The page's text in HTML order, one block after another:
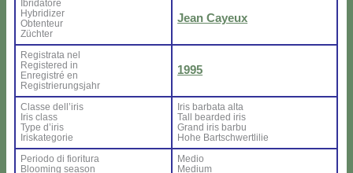
Ibri­da­to­re
Hy­bri­di­zer
Ob­ten­teur
Zü­ch­ter
Jean Cayeux
Re­gi­stra­ta nel
Re­gi­ste­red in
En­re­gi­stré en
Re­gi­strie­rung­sjahr
1995
Clas­se del­l’i­ris
Iris class
Ty­pe d’i­ris
Iri­ska­te­go­rie
Iris bar­ba­ta al­ta
Tall bear­ded iris
Grand iris bar­bu
Ho­he Bar­ts­ch­wer­tli­lie
Pe­rio­do di fio­ri­tu­ra
Bloo­ming sea­son
Me­dio
Me­dium